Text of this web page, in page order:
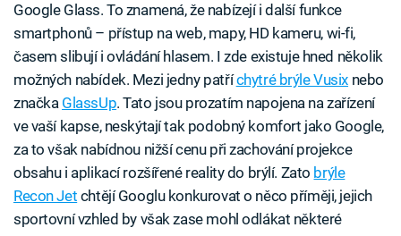
Google Glass. To znamená, že nabízejí i další funkce
smartphonů – přístup na web, mapy, HD kameru, wi-fi,
časem slibují i ovládání hlasem. I zde existuje hned několik
možných nabídek. Mezi jedny patříchytré brýle Vusix nebo
značka GlassUp. Tato jsou prozatím napojena na zařízení
ve vaší kapse, neskýtají tak podobný komfort jako Google,
za to však nabídnou nižší cenu při zachování projekce
obsahu i aplikací rozšířené reality do brýlí. Zato brýle
Recon Jet chtějí Googlu konkurovat o něco příměji, jejich
sportovní vzhled by však zase mohl odlákat některé